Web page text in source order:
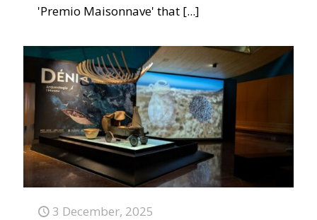
'Premio Maisonnave' that [...]
3 December, 2025